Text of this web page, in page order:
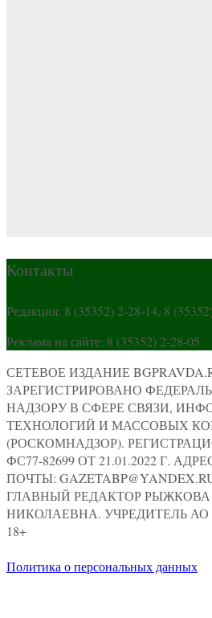
Контакты
Редакция: 8 (35352) 2-28-14, 8
Реклама на сайте: 8 (35352) 2-28-05
СЕТЕВОЕ ИЗДАНИЕ
ЗАРЕГИСТРИРОВАНО
НАДЗОРУ В СФЕРЕ СВЯЗИ,
ТЕХНОЛОГИЙ И МАССОВЫХ
(РОСКОМНАДЗОР).
ФС77-82699 ОТ 21.01.2022 Г.
ПОЧТЫ:
ГЛАВНЫЙ РЕДАКТОР
НИКОЛАЕВНА. УЧРЕДИТЕЛЬ АО
18+
Политика о персональных данных